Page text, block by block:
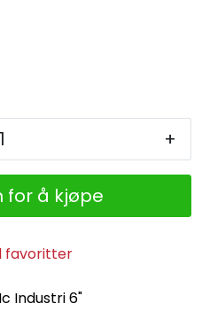
+
for å kjøpe
favoritter
Industri 6"